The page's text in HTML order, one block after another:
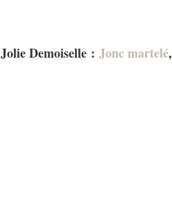
Jolie Demoiselle : Jonc martelé,